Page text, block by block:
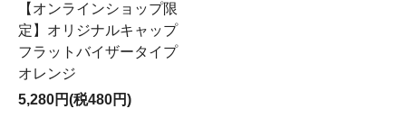
【オンラインショップ限
定】オリジナルキャップ
フラットバイザータイプ
オレンジ
5,280円(税480円)